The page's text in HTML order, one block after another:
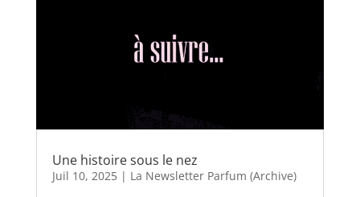
Une histoire sous le nez
Juil 10, 2025| La Newsletter Parfum (Archive)